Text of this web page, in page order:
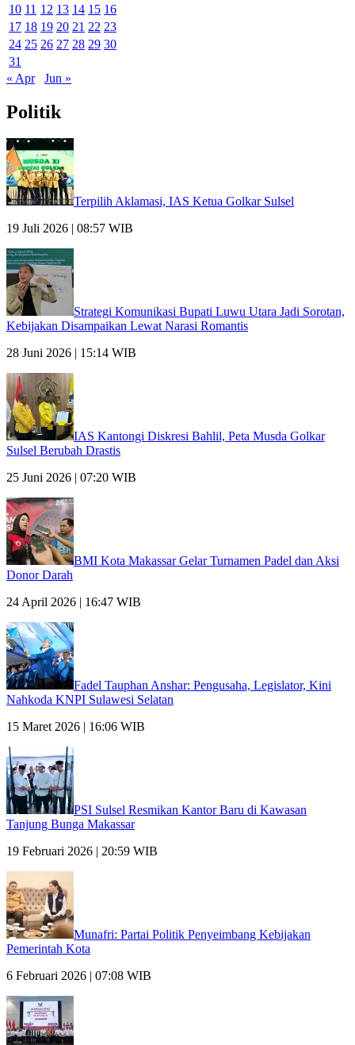
10 11 12 13 14 15 16
17 18 19 20 21 22 23
24 25 26 27 28 29 30
31
« Apr
Jun »
Politik
Terpilih Aklamasi, IAS Ketua Golkar Sulsel
19 Juli 2026 | 08:57 WIB
Strategi Komunikasi Bupati Luwu Utara Jadi Sorotan,
Kebijakan Disampaikan Lewat Narasi Romantis
28 Juni 2026 | 15:14 WIB
IAS Kantongi Diskresi Bahlil, Peta Musda Golkar
Sulsel Berubah Drastis
25 Juni 2026 | 07:20 WIB
BMI Kota Makassar Gelar Turnamen Padel dan Aksi
Donor Darah
24 April 2026 | 16:47 WIB
Fadel Tauphan Anshar: Pengusaha, Legislator, Kini
Nahkoda KNPI Sulawesi Selatan
15 Maret 2026 | 16:06 WIB
PSI Sulsel Resmikan Kantor Baru di Kawasan
Tanjung Bunga Makassar
19 Februari 2026 | 20:59 WIB
Munafri: Partai Politik Penyeimbang Kebijakan
Pemerintah Kota
6 Februari 2026 | 07:08 WIB